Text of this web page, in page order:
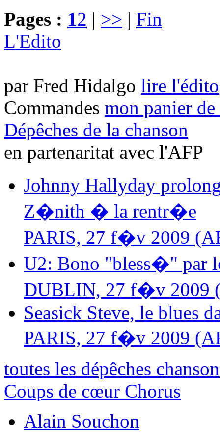
Pages : 12 | >> | Fin
L'Edito
par Fred Hidalgo lire l'édito
Commandes mon panier de
Dépêches de la chanson
en partenaritat avec l'AFP
Johnny Hallyday
Z�nith � la rentr�e
PARIS, 27 f�v 2009
U2: Bono "bless�" par
DUBLIN, 27 f�v 2009
Seasick Steve, le blues
PARIS, 27 f�v 2009
toutes les dépêches chanson
Coups de cœur Chorus
Alain Souchon